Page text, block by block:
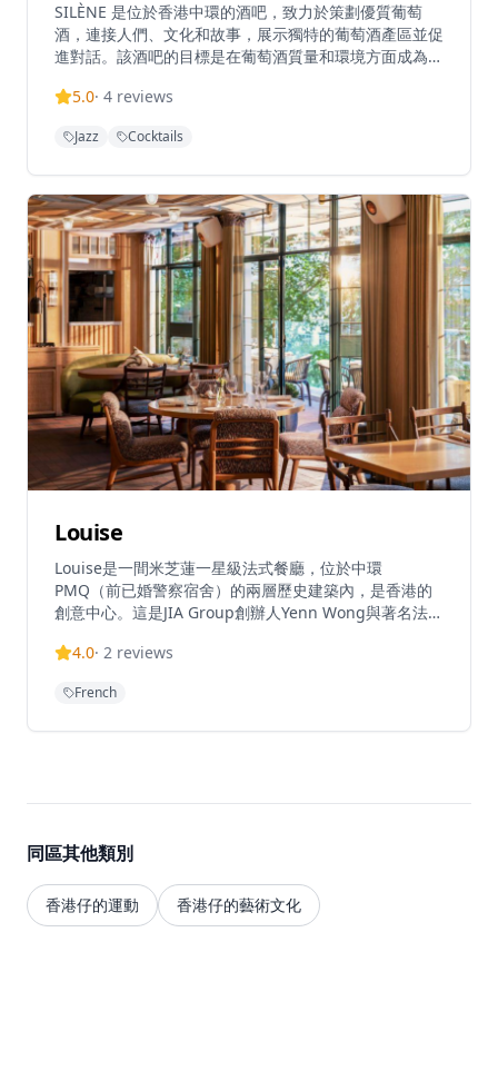
SILÈNE 是位於香港中環的酒吧，致力於策劃優質葡萄
酒，連接人們、文化和故事，展示獨特的葡萄酒產區並促
進對話。該酒吧的目標是在葡萄酒質量和環境方面成為香
的餐飲場景中提供充滿活力且平易近人的葡萄酒體驗。酒
時至凌晨2時，週六下午3時至凌晨2時，週日休息。
5.0· 4 reviews
Jazz Cocktails
Louise
Louise是一間米芝蓮一星級法式餐廳，位於中環
PMQ（前已婚警察宿舍）的兩層歷史建築內，是香港的
創意中心。這是JIA Group創辦人Yenn Wong與著名法籍
廚）的合作項目，提供溫馨的法式料理和真誠的款待服
理，採用最優質的時令食材和傳統烹飪技術。Louise位
4.0· 2 reviews
French
同區其他類別
香港仔的運動 香港仔的藝術文化